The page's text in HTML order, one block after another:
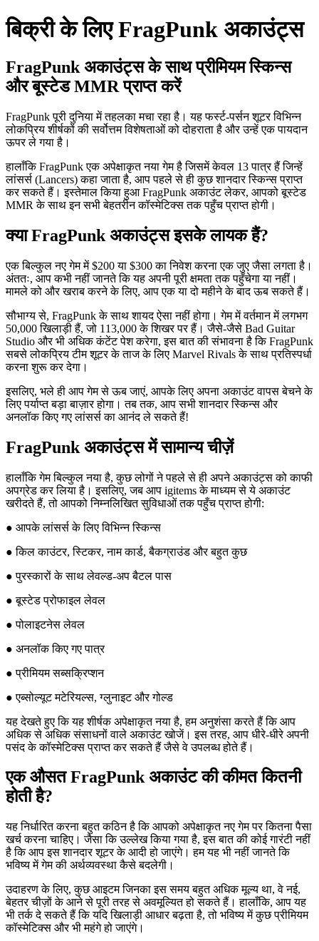
बिक्री के लिए FragPunk अकाउंट्स
FragPunk अकाउंट्स के साथ प्रीमियम स्किन्स
और बूस्टेड MMR प्राप्त करें
FragPunk पूरी दुनिया में तहलका मचा रहा है। यह फर्स्ट-पर्सन शूटर विभिन्न
लोकप्रिय शीर्षकों की सर्वोत्तम विशेषताओं को दोहराता है और उन्हें एक पायदान
ऊपर ले गया है।
हालाँकि FragPunk एक अपेक्षाकृत नया गेम है जिसमें केवल 13 पात्र हैं जिन्हें
लांसर्स (Lancers) कहा जाता है, आप पहले से ही कुछ शानदार स्किन्स प्राप्त
कर सकते हैं। इस्तेमाल किया हुआ FragPunk अकाउंट लेकर, आपको बूस्टेड
MMR के साथ इन सभी बेहतरीन कॉस्मेटिक्स तक पहुँच प्राप्त होगी।
क्या FragPunk अकाउंट्स इसके लायक हैं?
एक बिल्कुल नए गेम में $200 या $300 का निवेश करना एक जुए जैसा लगता है।
अंततः, आप कभी नहीं जानते कि यह अपनी पूरी क्षमता तक पहुँचेगा या नहीं।
मामले को और खराब करने के लिए, आप एक या दो महीने के बाद ऊब सकते हैं।
सौभाग्य से, FragPunk के साथ शायद ऐसा नहीं होगा। गेम में वर्तमान में लगभग
50,000 खिलाड़ी हैं, जो 113,000 के शिखर पर हैं। जैसे-जैसे Bad Guitar
Studio और भी अधिक कंटेंट पेश करेगा, इस बात की संभावना है कि FragPunk
सबसे लोकप्रिय टीम शूटर के ताज के लिए Marvel Rivals के साथ प्रतिस्पर्धा
करना शुरू कर देगा।
इसलिए, भले ही आप गेम से ऊब जाएं, आपके लिए अपना अकाउंट वापस बेचने के
लिए पर्याप्त बड़ा बाज़ार होगा। तब तक, आप सभी शानदार स्किन्स और
अनलॉक किए गए लांसर्स का आनंद ले सकते हैं!
FragPunk अकाउंट्स में सामान्य चीज़ें
हालाँकि गेम बिल्कुल नया है, कुछ लोगों ने पहले से ही अपने अकाउंट्स को काफी
अपग्रेड कर लिया है। इसलिए, जब आप igitems के माध्यम से ये अकाउंट
खरीदते हैं, तो आपको निम्नलिखित सुविधाओं तक पहुँच प्राप्त होगी:
● आपके लांसर्स के लिए विभिन्न स्किन्स
● किल काउंटर, स्टिकर, नाम कार्ड, बैकग्राउंड और बहुत कुछ
● पुरस्कारों के साथ लेवल्ड-अप बैटल पास
● बूस्टेड प्रोफाइल लेवल
● पोलाइटनेस लेवल
● अनलॉक किए गए पात्र
● प्रीमियम सब्सक्रिप्शन
● एब्सोल्यूट मटेरियल्स, ग्लुनाइट और गोल्ड
यह देखते हुए कि यह शीर्षक अपेक्षाकृत नया है, हम अनुशंसा करते हैं कि आप
अधिक से अधिक संसाधनों वाले अकाउंट खोजें। इस तरह, आप धीरे-धीरे अपनी
पसंद के कॉस्मेटिक्स प्राप्त कर सकते हैं जैसे वे उपलब्ध होते हैं।
एक औसत FragPunk अकाउंट की कीमत कितनी
होती है?
यह निर्धारित करना बहुत कठिन है कि आपको अपेक्षाकृत नए गेम पर कितना पैसा
खर्च करना चाहिए। जैसा कि उल्लेख किया गया है, इस बात की कोई गारंटी नहीं
है कि आप इस शानदार शूटर के आदी हो जाएंगे। हम यह भी नहीं जानते कि
भविष्य में गेम की अर्थव्यवस्था कैसे बदलेगी।
उदाहरण के लिए, कुछ आइटम जिनका इस समय बहुत अधिक मूल्य था, वे नई,
बेहतर चीज़ों के आने से पूरी तरह से अवमूल्यित हो सकते हैं। हालाँकि, आप यह
भी तर्क दे सकते हैं कि यदि खिलाड़ी आधार बढ़ता है, तो भविष्य में कुछ प्रीमियम
कॉस्मेटिक्स और भी महंगे हो जाएंगे।